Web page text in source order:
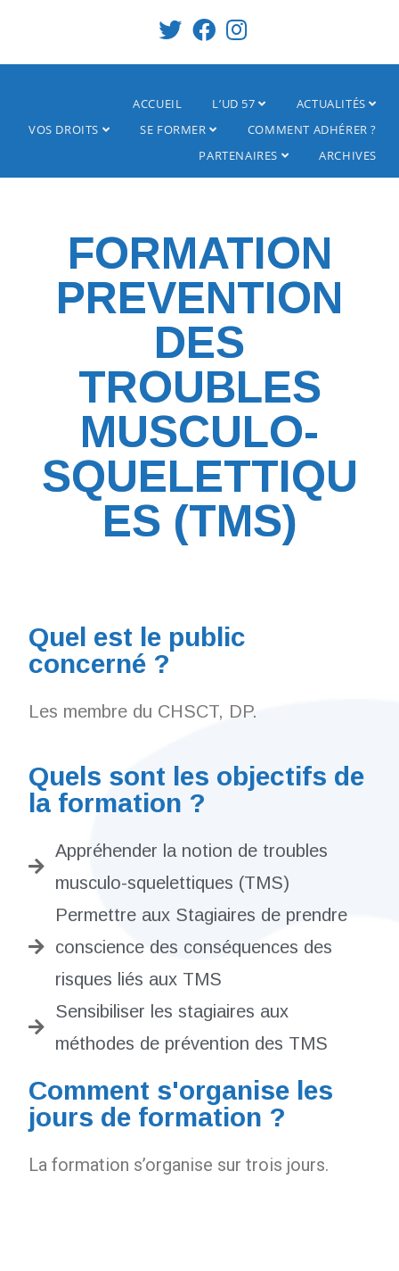
ACCUEIL L’UD 57
ACTUALITÉS
VOS DROITS
SE FORMER
COMMENT ADHÉRER ?
PARTENAIRES
ARCHIVES
FORMATION
PREVENTION
DES
TROUBLES
MUSCULO-
SQUELETTIQU
ES (TMS)
Quel est le public
concerné ?
Les membre du CHSCT, DP.
Quels sont les objectifs de
la formation ?
Appréhender la notion de troubles
musculo-squelettiques (TMS)
Permettre aux Stagiaires de prendre
conscience des conséquences des
risques liés aux TMS
Sensibiliser les stagiaires aux
méthodes de prévention des TMS
Comment s'organise les
jours de formation ?
La formation s’organise sur trois jours.